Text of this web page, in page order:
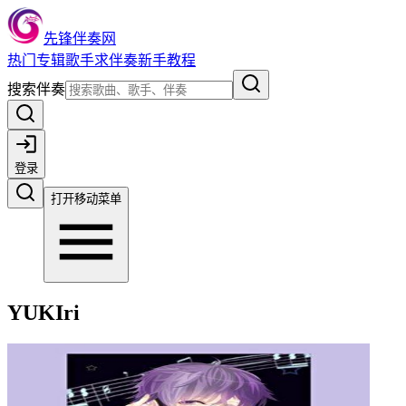
先锋伴奏网
热门 专辑歌手求伴奏新手教程
搜索伴奏
登录
打开移动菜单
YUKIri